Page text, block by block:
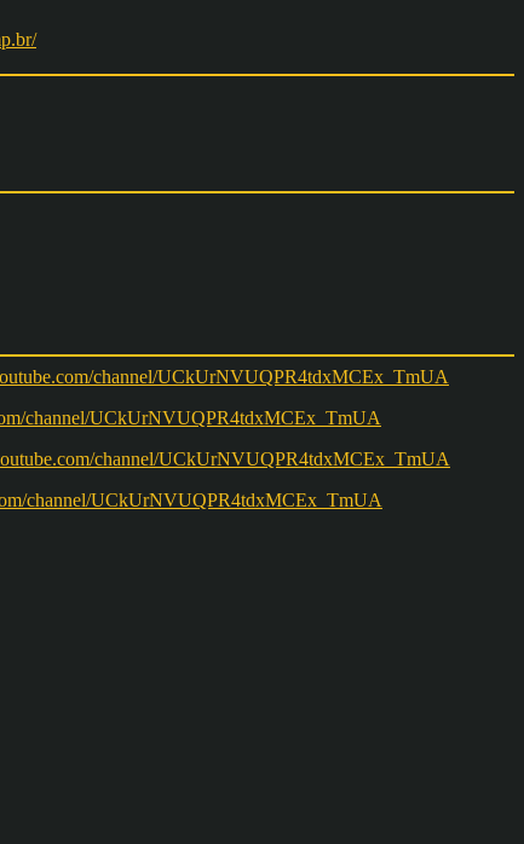
channel/UCkUrNVUQPR4tdxMCEx_TmUA
channel/UCkUrNVUQPR4tdxMCEx_TmUA